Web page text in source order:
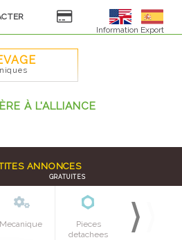
Information Export
À L'ALLIANCE
ANNONCES
GRATUITES
Mecanique
Pieces
detachees